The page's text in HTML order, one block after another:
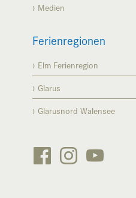
Medien
Ferienregionen
Elm Ferienregion
Glarus
Glarusnord Walensee

 